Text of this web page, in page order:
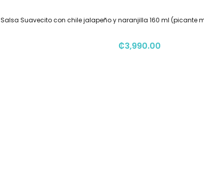
Salsa Suavecito con chile jalapeño y naranjilla 160 ml (picante
₡3,990.00